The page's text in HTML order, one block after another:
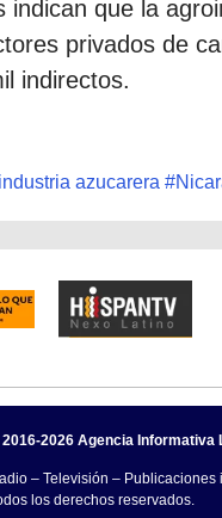
indican que la
privados de
indirectos.
industria azucarera #
2026 Agencia Informativa
– Televisión – Publicaciones
los derechos reservados.